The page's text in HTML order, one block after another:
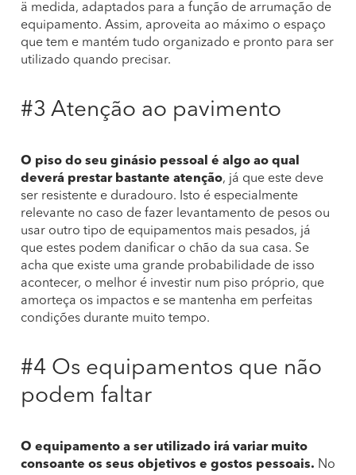
ä medida, adaptados para a função de arrumação de
equipamento. Assim, aproveita ao máximo o espaço
que tem e mantém tudo organizado e pronto para ser
utilizado quando precisar.
#3 Atenção ao pavimento
O piso do seu ginásio pessoal é algo ao qual
deverá prestar bastante atenção, já que este deve
ser resistente e duradouro. Isto é especialmente
relevante no caso de fazer levantamento de pesos ou
usar outro tipo de equipamentos mais pesados, já
que estes podem danificar o chão da sua casa. Se
acha que existe uma grande probabilidade de isso
acontecer, o melhor é investir num piso próprio, que
amorteça os impactos e se mantenha em perfeitas
condições durante muito tempo.
#4 Os equipamentos que não
podem faltar
O equipamento a ser utilizado irá variar muito
consoante os seus objetivos e gostos pessoais. No